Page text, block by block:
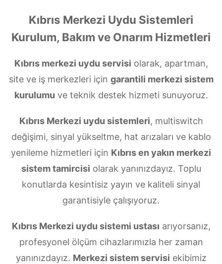
Kıbrıs Merkezi Uydu Sistemleri
Kurulum, Bakım ve Onarım Hizmetleri
Kıbrıs merkezi uydu servisi olarak, apartman,
site ve iş merkezleri için garantili merkezi sistem
kurulumu ve teknik destek hizmeti sunuyoruz.
Kıbrıs Merkezi uydu sistemleri, multiswitch
değişimi, sinyal yükseltme, hat arızaları ve kablo
yenileme hizmetleri için Kıbrıs en yakın merkezi
sistem tamircisi olarak yanınızdayız. Toplu
konutlarda kesintisiz yayın ve kaliteli sinyal
garantisiyle çalışıyoruz.
Kıbrıs Merkezi uydu sistemi ustası arıyorsanız,
profesyonel ölçüm cihazlarımızla her zaman
yanınızdayız. Merkezi sistem servisi ekibimiz